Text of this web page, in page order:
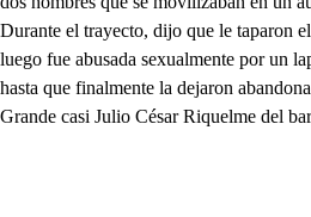
Durante el trayecto, dijo que le taparon
luego fue abusada sexualmente por un
hasta que finalmente la dejaron
Grande casi Julio César Riquelme del